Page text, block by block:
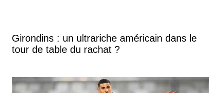
Girondins : un ultrariche américain dans le
tour de table du rachat ?